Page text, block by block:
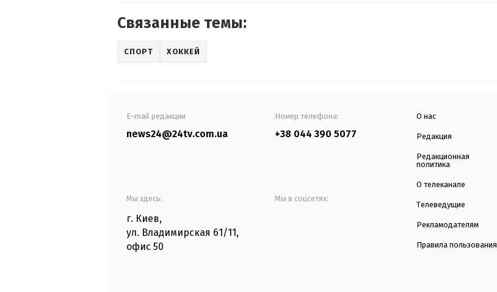
Связанные темы:
СПОРТ ХОККЕЙ
E-mail редакции
news24@24tv.com.ua
Номер телефона:
+38 044 390 5077
Мы здесь:
г. Киев,
ул. Владимирская 61/11,
офис 50
Мы в соцсетях:
О нас
Редакция
Редакционная
политика
О телеканале
Телеведущие
Рекламодателям
Правила пользования